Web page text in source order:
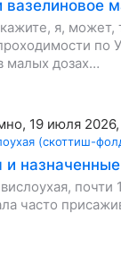
я, может,
по
малых дозах…
, 19 июля 2026,
(скоттиш-
и
часто